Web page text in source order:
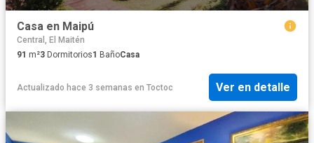
Casa en Maipú
Central, El Maitén
91 m²3 Dormitorios1 BañoCasa
Actualizado hace 3 semanas en Toctoc Ver en detalle